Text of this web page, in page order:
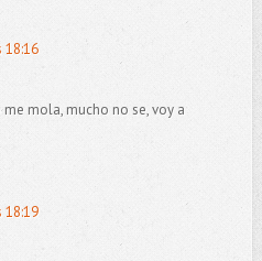
18:16
mola, mucho no se, voy a
18:19